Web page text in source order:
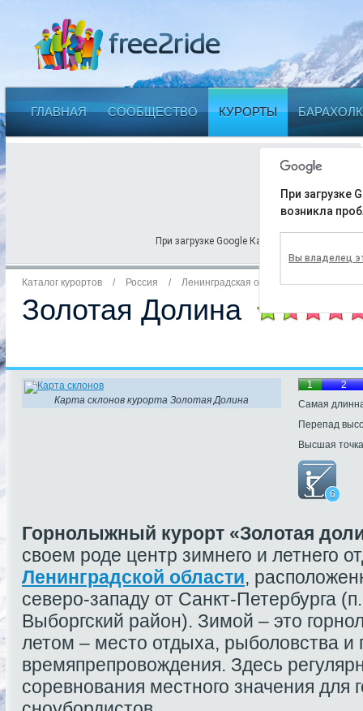
ГЛАВНАЯ СООБЩЕСТВО КУРОРТЫ
При загрузке Google Карт на этой
При загрузке
возникла
Вы владелец
Каталог курортов / Россия / Ленинградская область
Золотая Долина
Карта склонов курорта Золотая Долина
1
2
Самая
Перепад
Высшая точка
6
Горнолыжный курорт «Золотая
своем роде центр зимнего и летнего
Ленинградской области,
северо-западу от Санкт-Петербурга
Выборгский район). Зимой – это
летом – место отдыха, рыболовства и
времяпрепровождения. Здесь
соревнования местного значения для